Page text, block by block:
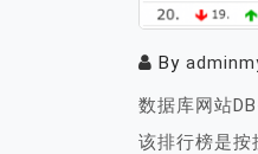
By
数据库网站
该排行榜是